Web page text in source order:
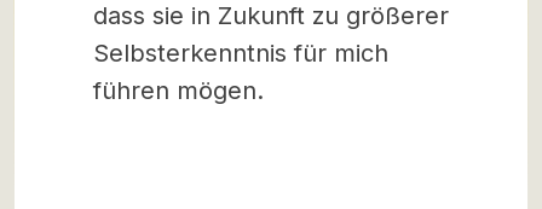
dass sie in Zukunft zu größerer
Selbsterkenntnis für mich
führen mögen.